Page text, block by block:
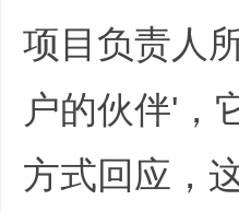
项目负责人
户的伙伴'，
方式回应，